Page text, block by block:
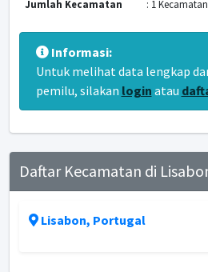
Jumlah Kecamatan : 1 Kecamatan
Informasi:
Untuk melihat data lengkap
pemilu, silakan login atau
Daftar Kecamatan di
Lisabon, Portugal